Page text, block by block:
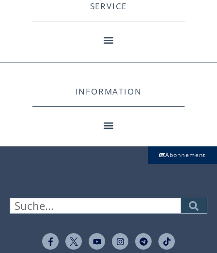
SERVICE
INFORMATION
Abonnement